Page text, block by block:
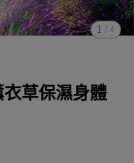
1 / 4
衣草保濕身體